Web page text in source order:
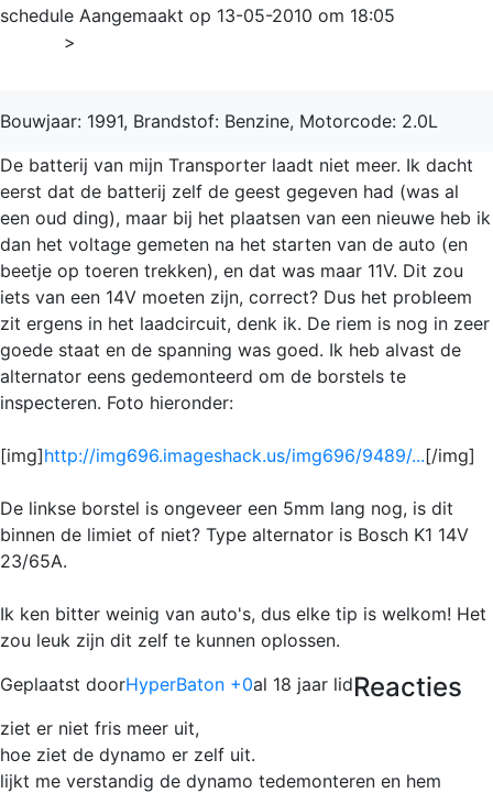
schedule Aangemaakt op 13-05-2010 om 18:05
>
Bouwjaar: 1991, Brandstof: Benzine, Motorcode: 2.0L
De batterij van mijn Transporter laadt niet meer. Ik dacht
eerst dat de batterij zelf de geest gegeven had (was al
een oud ding), maar bij het plaatsen van een nieuwe heb ik
dan het voltage gemeten na het starten van de auto (en
beetje op toeren trekken), en dat was maar 11V. Dit zou
iets van een 14V moeten zijn, correct? Dus het probleem
zit ergens in het laadcircuit, denk ik. De riem is nog in zeer
goede staat en de spanning was goed. Ik heb alvast de
alternator eens gedemonteerd om de borstels te
inspecteren. Foto hieronder:
[img]http://img696.imageshack.us/img696/9489/...[/img]
De linkse borstel is ongeveer een 5mm lang nog, is dit
binnen de limiet of niet? Type alternator is Bosch K1 14V
23/65A.
Ik ken bitter weinig van auto's, dus elke tip is welkom! Het
zou leuk zijn dit zelf te kunnen oplossen.
Geplaatst doorHyperBaton +0al 18 jaar lidReacties
ziet er niet fris meer uit,
hoe ziet de dynamo er zelf uit.
lijkt me verstandig de dynamo tedemonteren en hem